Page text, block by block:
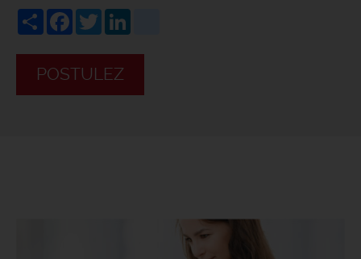
ShareFacebook
Twitter
POSTULEZ